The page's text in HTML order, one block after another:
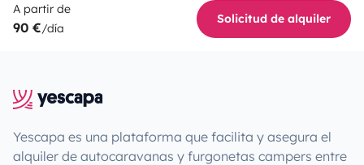
A partir de
90 €/día
Solicitud de alquiler
Yescapa es una plataforma que facilita y asegura el
alquiler de autocaravanas y furgonetas campers entre